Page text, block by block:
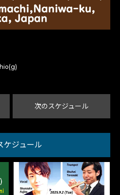
次のスケジュール
ケジュール